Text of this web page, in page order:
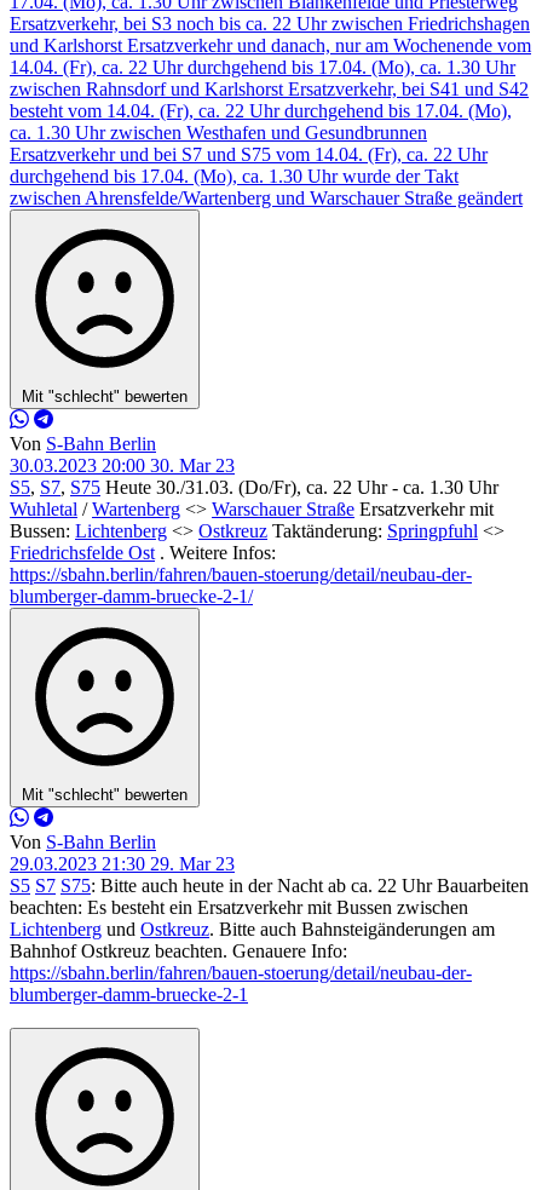
Mit "schlecht" bewerten
Von S-Bahn Berlin
30.03.2023 20:00 30. Mar 23
S5, S7, S75 Heute 30./31.03. (Do/Fr), ca. 22 Uhr - ca. 1.30 Uhr
Wuhletal /Wartenberg <> Warschauer Straße Ersatzverkehr mit
Bussen: Lichtenberg <> Ostkreuz Taktänderung: Springpfuhl <>
Friedrichsfelde Ost . Weitere Infos:
https://sbahn.berlin/fahren/bauen-stoerung/detail/neubau-der-
blumberger-damm-bruecke-2-1/
Mit "schlecht" bewerten
Von S-Bahn Berlin
29.03.2023 21:30 29. Mar 23
S5 S7 S75: Bitte auch heute in der Nacht ab ca. 22 Uhr Bauarbeiten
beachten: Es besteht ein Ersatzverkehr mit Bussen zwischen
Lichtenberg und Ostkreuz. Bitte auch Bahnsteigänderungen am
Bahnhof Ostkreuz beachten. Genauere Info:
https://sbahn.berlin/fahren/bauen-stoerung/detail/neubau-der-
blumberger-damm-bruecke-2-1